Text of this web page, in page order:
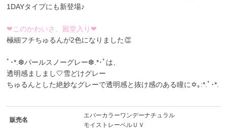
1DAYタイプにも新登場♪
❤このかわいさ、殿堂入り❤
極細フチちゅるんが2色になりました👏
ﾟ･*.❆パールスノーグレー❆.*･ﾟは、
透明感ましまし🤍雪どけグレー
ちゅるんとした絶妙なグレーで透明感と抜け感のある瞳に✡｡:*.ﾟ･*.
販売名
エバーカラーワンデーナチュラル
モイストレーベルＵＶ